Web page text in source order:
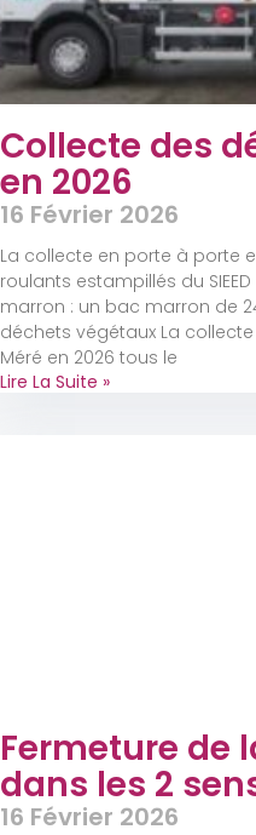
Collecte des
en 2026
16 Février 2026
La collecte en porte à porte
roulants estampillés du
marron : un bac marron de
déchets végétaux La
Méré en 2026 tous le
Lire La Suite »
Fermeture de
dans les 2
16 Février 2026